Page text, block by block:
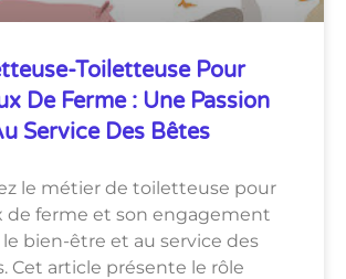
Toiletteuse Pour
De Ferme : Une Passion
Service Des Bêtes
le métier de toiletteuse pour
de ferme et son engagement
bien-être et au service des
Cet article présente le rôle